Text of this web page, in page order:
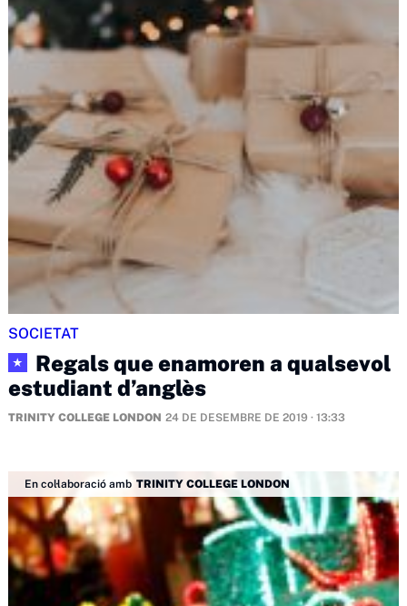
SOCIETAT
★
Regals que enamoren a qualsevol
estudiant d’anglès
TRINITY COLLEGE LONDON 24 DE DESEMBRE DE 2019 · 13:33
En col·laboració amb TRINITY COLLEGE LONDON